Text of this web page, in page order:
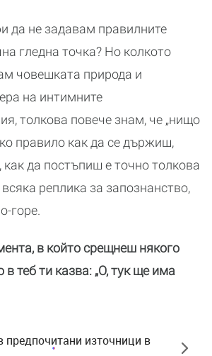
да не задавам правилните
гледна точка? Но колкото
човешката природа и
на интимните
толкова повече знам, че „нищо
правило как да се държиш,
да постъпиш е точно толкова
реплика за запознанство,
горе.
в който срещнеш някого
теб ти казва: „О, тук ще има
предпочитани източници в